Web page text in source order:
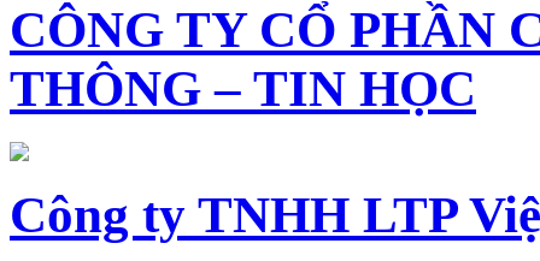
CÔNG TY CỔ PHẦN
THÔNG – TIN HỌC
Công ty TNHH LTP